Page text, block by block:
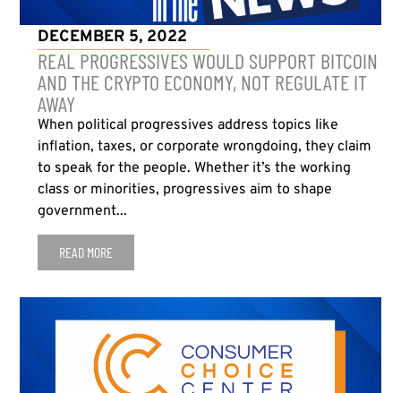
DECEMBER 5, 2022
REAL PROGRESSIVES WOULD SUPPORT BITCOIN
AND THE CRYPTO ECONOMY, NOT REGULATE IT
AWAY
When political progressives address topics like
inflation, taxes, or corporate wrongdoing, they claim
to speak for the people. Whether it’s the working
class or minorities, progressives aim to shape
government...
READ MORE